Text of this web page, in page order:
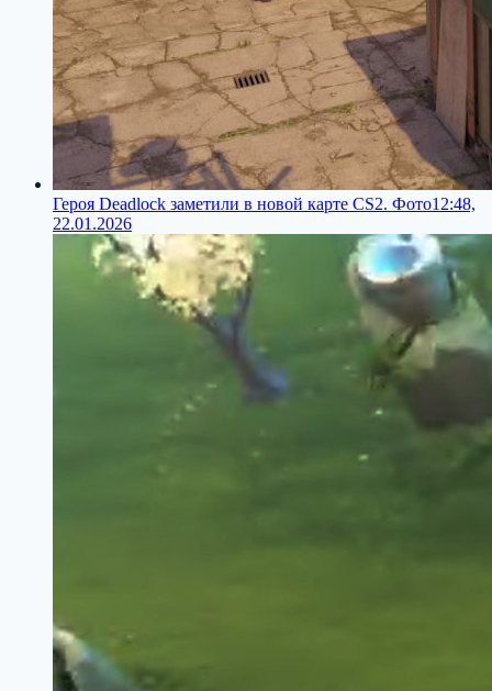
Героя Deadlock заметили в новой карте CS2. Фото12:48,
22.01.2026